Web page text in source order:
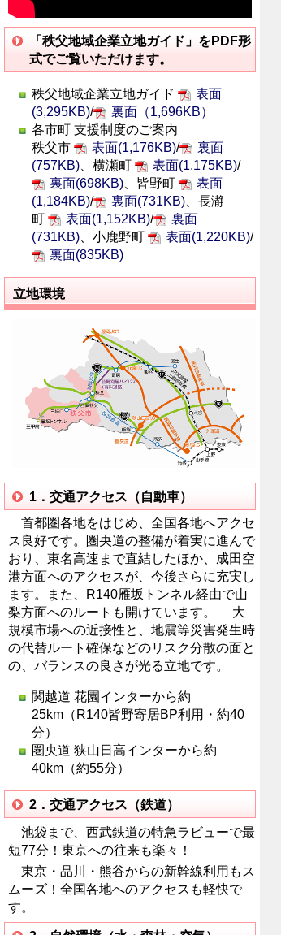
「秩父地域企業立地ガイド」をPDF形
式でご覧いただけます。
秩父地域企業立地ガイド
表面
(3,295KB)/
裏面（1,696KB）
各市町 支援制度のご案内
秩父市
表面(1,176KB)/
裏面
(757KB) 、横瀬町 表面(1,175KB)/
裏面(698KB) 、皆野町
表面
(1,184KB)/ 裏面(731KB) 、長瀞
町
表面(1,152KB)/
裏面
(731KB) 、小鹿野町 表面(1,220KB)/
裏面(835KB)
立地環境
1．交通アクセス（自動車）
首都圏各地をはじめ、全国各地へアクセ
ス良好です。圏央道の整備が着実に進んで
おり、東名高速まで直結したほか、成田空
港方面へのアクセスが、今後さらに充実し
ます。また、R140雁坂トンネル経由で山
梨方面へのルートも開けています。 大
規模市場への近接性と、地震等災害発生時
の代替ルート確保などのリスク分散の面と
の、バランスの良さが光る立地です。
関越道 花園インターから約
25km（R140皆野寄居BP利用・約40
分）
圏央道 狭山日高インターから約
40km（約55分）
2．交通アクセス（鉄道）
池袋まで、西武鉄道の特急ラビューで最
短77分！東京への往来も楽々！
東京・品川・熊谷からの新幹線利用もス
ムーズ！全国各地へのアクセスも軽快で
す。